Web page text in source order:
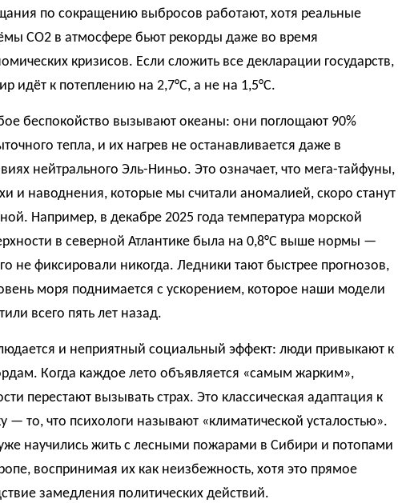
по сокращению выбросов работают, хотя реальные
CO2 в атмосфере бьют рекорды даже во время
кризисов. Если сложить все декларации государств,
идёт к потеплению на 2,7°C, а не на 1,5°C.
беспокойство вызывают океаны: они поглощают 90%
тепла, и их нагрев не останавливается даже в
нейтрального Эль-Ниньо. Это означает, что мега-тайфуны,
и наводнения, которые мы считали аномалией, скоро станут
Например, в декабре 2025 года температура морской
в северной Атлантике была на 0,8°C выше нормы —
не фиксировали никогда. Ледники тают быстрее прогнозов,
моря поднимается с ускорением, которое наши модели
всего пять лет назад.
и неприятный социальный эффект: люди привыкают к
Когда каждое лето объявляется «самым жарким»,
перестают вызывать страх. Это классическая адаптация к
— то, что психологи называют «климатической усталостью».
научились жить с лесными пожарами в Сибири и потопами
воспринимая их как неизбежность, хотя это прямое
замедления политических действий.